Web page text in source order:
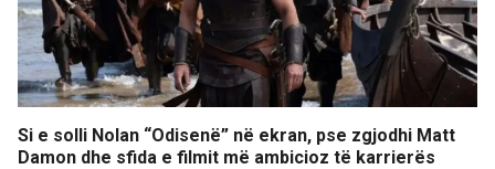
Si e solli Nolan “Odisenë” në ekran, pse zgjodhi Matt
Damon dhe sfida e filmit më ambicioz të karrierës